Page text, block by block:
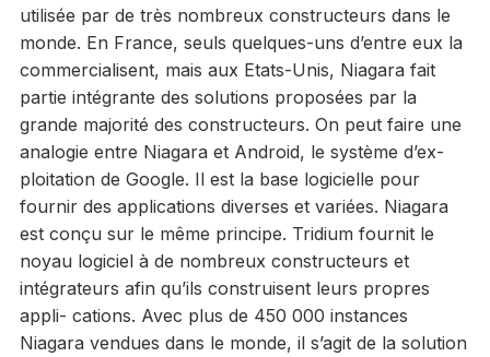
utilisée par de très nombreux constructeurs dans le
monde. En France, seuls quelques-uns d’entre eux la
commercialisent, mais aux Etats-Unis, Niagara fait
partie intégrante des solutions proposées par la
grande majorité des constructeurs. On peut faire une
analogie entre Niagara et Android, le système d’ex-
ploitation de Google. Il est la base logicielle pour
fournir des applications diverses et variées. Niagara
est conçu sur le même principe. Tridium fournit le
noyau logiciel à de nombreux constructeurs et
intégrateurs afin qu’ils construisent leurs propres
appli- cations. Avec plus de 450 000 instances
Niagara vendues dans le monde, il s’agit de la solution